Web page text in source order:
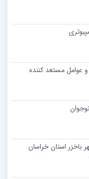
عوامل مستعد کننده
باخزر استان خراسان